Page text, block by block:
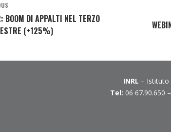
BOOM DI APPALTI NEL TERZO
(+125%)
INRL – Istituto
Tel: 06 67.90.650 –